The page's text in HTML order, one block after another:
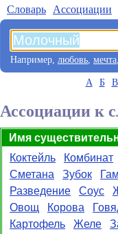
Словарь Aссоциации
Например, любовь, мечта,
А Б В
Ассоциации к
Имя
Коктейль
Комбинат
Сметана
Зубок
Разведение
Соус
Овощ
Корова
Картофель
Желе